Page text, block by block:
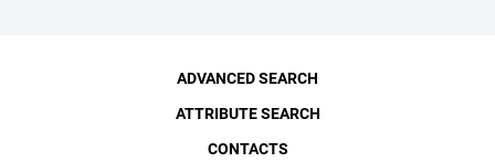
ADVANCED SEARCH
ATTRIBUTE SEARCH
CONTACTS